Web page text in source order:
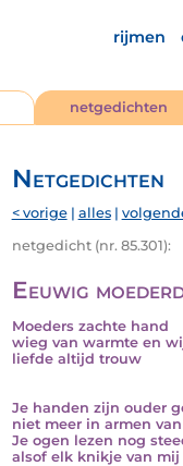
rijmen
netgedichten
Netgedichten
< vorige| alles|
netgedicht (nr. 85.301):
Eeuwig
Moeders zachte hand
wieg van warmte en
liefde altijd trouw
Je handen zijn ouder
niet meer in armen
Je ogen lezen nog
alsof elk knikje van